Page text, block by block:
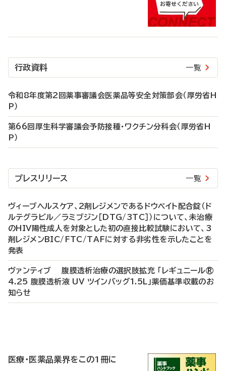
行政資料 一覧
令和8年度第2回薬事審議会医薬品等安全対策部会（厚労省H
P）
第66回厚生科学審議会予防接種・ワクチン分科会（厚労省H
P）
プレスリリース 一覧
ヴィーブヘルスケア、2剤レジメンであるドウベイト配合錠（ド
ルテグラビル／ラミブジン［DTG/3TC］）について、未治療
のHIV陽性成人を対象とした初の直接比較試験において、3
剤レジメンBIC/FTC/TAFに対する非劣性を示したことを
発表
ヴァンティブ 腹膜透析治療の選択肢拡充 「レギュニール®
4.25 腹膜透析液 UV ツインバッグ1.5L」薬価基準収載のお
知らせ
医療・医薬品業界をこの1冊に